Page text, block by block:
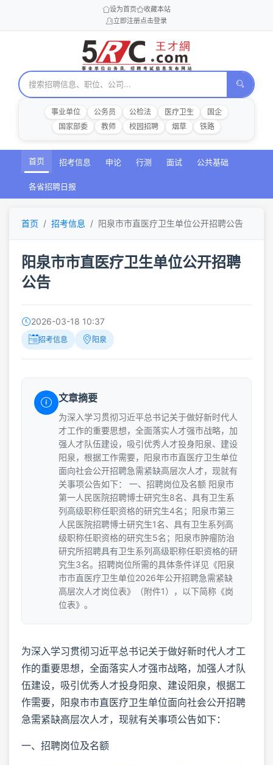
设为首页
收藏本站
立即注册点击登录
事业单位 公务员 公检法 医疗卫生
国企
国家部委
教师 校园招聘 烟草 铁路
首页 招考信息 申论 行测 面试 公共基础
各省招聘日报
首页 招考信息 阳泉市市直医疗卫生单位公开招聘公告
阳泉市市直医疗卫生单位公开招聘
公告
2026-03-18 10:37
招考信息 阳泉
文章摘要
为深入学习贯彻习近平总书记关于做好新时代人
才工作的重要思想，全面落实人才强市战略，加
强人才队伍建设，吸引优秀人才投身阳泉、建设
阳泉，根据工作需要，阳泉市市直医疗卫生单位
面向社会公开招聘急需紧缺高层次人才，现就有
关事项公告如下： 一、招聘岗位及名额 阳泉市
第一人民医院招聘博士研究生8名、具有卫生系
列高级职称任职资格的研究生4名；阳泉市第三
人民医院招聘博士研究生1名、具有卫生系列高
级职称任职资格的研究生5名；阳泉市肿瘤防治
研究所招聘具有卫生系列高级职称任职资格的研
究生3名。招聘岗位所需的具体条件详见《阳泉
市市直医疗卫生单位2026年公开招聘急需紧缺
高层次人才岗位表》（附件1），以下简称《岗
位表》。
为深入学习贯彻习近平总书记关于做好新时代人才工
作的重要思想，全面落实人才强市战略，加强人才队
伍建设，吸引优秀人才投身阳泉、建设阳泉，根据工
作需要，阳泉市市直医疗卫生单位面向社会公开招聘
急需紧缺高层次人才，现就有关事项公告如下：
一、招聘岗位及名额